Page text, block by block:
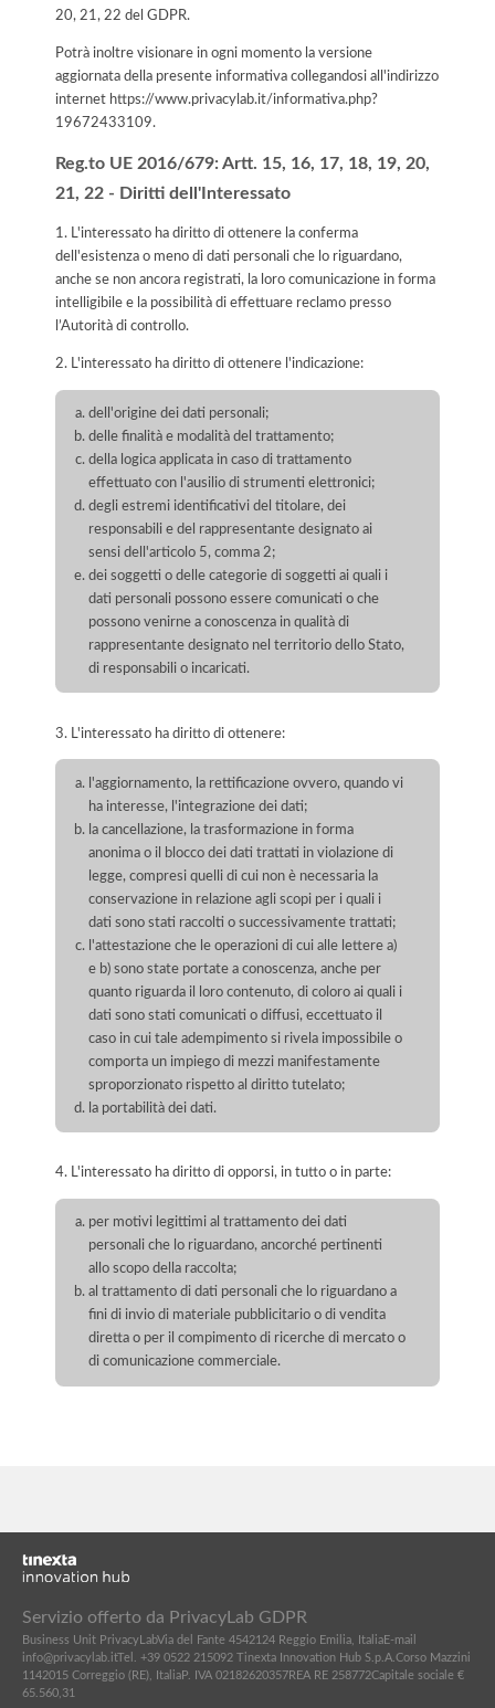
20, 21, 22 del GDPR.
Potrà inoltre visionare in ogni momento la versione
aggiornata della presente informativa collegandosi all'indirizzo
internet https://www.privacylab.it/informativa.php?
19672433109.
Reg.to UE 2016/679: Artt. 15, 16, 17, 18, 19, 20,
21, 22 - Diritti dell'Interessato
1. L'interessato ha diritto di ottenere la conferma
dell'esistenza o meno di dati personali che lo riguardano,
anche se non ancora registrati, la loro comunicazione in forma
intelligibile e la possibilità di effettuare reclamo presso
l’Autorità di controllo.
2. L'interessato ha diritto di ottenere l'indicazione:
dell'origine dei dati personali;
delle finalità e modalità del trattamento;
della logica applicata in caso di trattamento
effettuato con l'ausilio di strumenti elettronici;
degli estremi identificativi del titolare, dei
responsabili e del rappresentante designato ai
sensi dell'articolo 5, comma 2;
dei soggetti o delle categorie di soggetti ai quali i
dati personali possono essere comunicati o che
possono venirne a conoscenza in qualità di
rappresentante designato nel territorio dello Stato,
di responsabili o incaricati.
3. L'interessato ha diritto di ottenere:
l'aggiornamento, la rettificazione ovvero, quando vi
ha interesse, l'integrazione dei dati;
la cancellazione, la trasformazione in forma
anonima o il blocco dei dati trattati in violazione di
legge, compresi quelli di cui non è necessaria la
conservazione in relazione agli scopi per i quali i
dati sono stati raccolti o successivamente trattati;
l'attestazione che le operazioni di cui alle lettere a)
e b) sono state portate a conoscenza, anche per
quanto riguarda il loro contenuto, di coloro ai quali i
dati sono stati comunicati o diffusi, eccettuato il
caso in cui tale adempimento si rivela impossibile o
comporta un impiego di mezzi manifestamente
sproporzionato rispetto al diritto tutelato;
la portabilità dei dati.
4. L'interessato ha diritto di opporsi, in tutto o in parte:
per motivi legittimi al trattamento dei dati
personali che lo riguardano, ancorché pertinenti
allo scopo della raccolta;
al trattamento di dati personali che lo riguardano a
fini di invio di materiale pubblicitario o di vendita
diretta o per il compimento di ricerche di mercato o
di comunicazione commerciale.
Servizio offerto da PrivacyLab GDPR
Business Unit PrivacyLabVia del Fante 4542124 Reggio Emilia, ItaliaE-mail
info@privacylab.itTel. +39 0522 215092 Tinexta Innovation Hub S.p.A.Corso Mazzini
1142015 Correggio (RE), ItaliaP. IVA 02182620357REA RE 258772Capitale sociale €
65.560,31